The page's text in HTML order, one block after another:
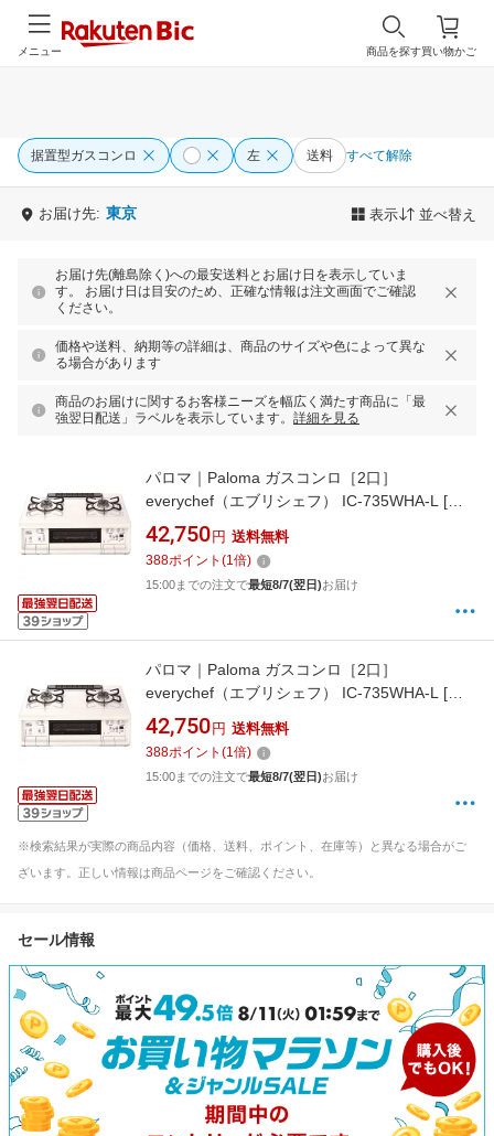
買い物かご
商品を探す
メニュー
据置型ガスコンロ 左 送料 すべて解除
お届け先: 東京 表示 並べ替え
お届け先(離島除く)への最安送料とお届け日を表示していま
す。 お届け日は目安のため、正確な情報は注文画面でご確認
ください。
価格や送料、納期等の詳細は、商品のサイズや色によって異な
る場合があります
商品のお届けに関するお客様ニーズを幅広く満たす商品に「最
強翌日配送」ラベルを表示しています。 詳細を見る
パロマ｜Paloma ガスコンロ［2口］
everychef（エブリシェフ） IC-735WHA-L [約
60cm /プロパンガス /左強火][IC735WHALLP]
42,750 円 送料無料
388ポイント (1倍)
15:00までの注文で最短8/7(翌日)お届け
パロマ｜Paloma ガスコンロ［2口］
everychef（エブリシェフ） IC-735WHA-L [約
60cm /都市ガス12・13A /左強火]
[IC735WHAL12A13A]
42,750 円 送料無料
388ポイント (1倍)
15:00までの注文で最短8/7(翌日)お届け
※検索結果が実際の商品内容（価格、送料、ポイント、在庫等）と異なる場合がご
ざいます。正しい情報は商品ページをご確認ください。
セール情報